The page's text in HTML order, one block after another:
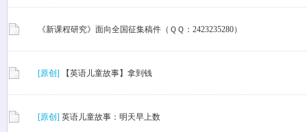
《新课程研究》面向全国征集稿件（ＱＱ：2423235280）
[原创] 【英语儿童故事】拿到钱
[原创] 英语儿童故事：明天早上数